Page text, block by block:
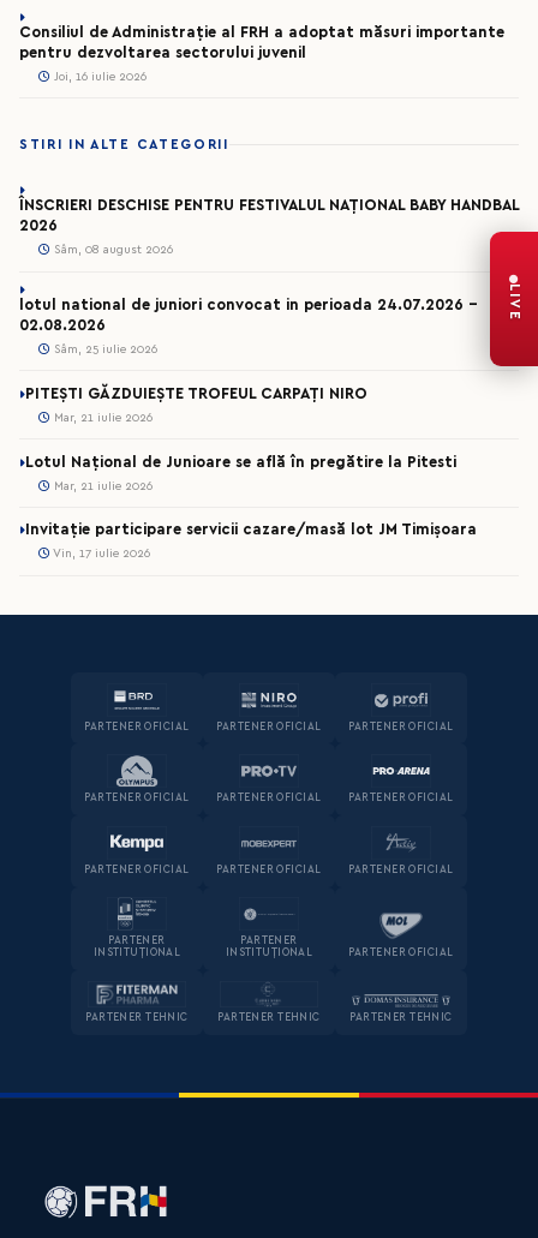
Consiliul de Administrație al FRH a adoptat măsuri importante
pentru dezvoltarea sectorului juvenil
Joi, 16 iulie 2026
STIRI IN ALTE CATEGORII
ÎNSCRIERI DESCHISE PENTRU FESTIVALUL NAȚIONAL BABY HANDBAL
2026
Sâm, 08 august 2026
lotul national de juniori convocat in perioada 24.07.2026 –
02.08.2026
Sâm, 25 iulie 2026
PITEȘTI GĂZDUIEȘTE TROFEUL CARPAȚI NIRO
Mar, 21 iulie 2026
Lotul Național de Junioare se află în pregătire la Pitesti
Mar, 21 iulie 2026
Invitație participare servicii cazare/masă lot JM Timișoara
Vin, 17 iulie 2026
PARTENER OFICIAL PARTENER OFICIAL PARTENER OFICIAL
PARTENER OFICIAL PARTENER OFICIAL PARTENER OFICIAL
PARTENER OFICIAL PARTENER OFICIAL PARTENER OFICIAL
PARTENER
INSTITUȚIONAL
PARTENER
INSTITUȚIONAL
PARTENER OFICIAL
PARTENER TEHNIC PARTENER TEHNIC PARTENER TEHNIC
LIVE